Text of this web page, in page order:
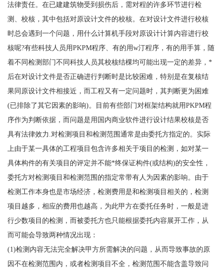
法律责任。在已建建筑物受到损伤后，需对程的许多环节进行检
测、校核，其中包括对原设计文件的校核。在对设计文件进行校核
时总会遇到一个问题，用什么计算机手段对原设计计算内容进行校
核呢?有些科技人员用PKPM程序、有的用w汀程序，有的用手算，随
着不同检测部门不同科技人员其校核结棵均可能出现一定的差异，*
后在对设计文件是否正确进行判断时是比较困难，特别是在复核结
果同原设计文件相接近，而工程又有一定问题时，其判断更为困难
(已排除了其它因素的影响)。目前有些部门对框架结构就用PKPM程
序作为判断依据，而问题是用国内商业软件进行设计结果校核是否
具有法律效力.对检测项目和检测范围通常是由委托方指定的。实际
上由于某一具体的工程项目包含许多相关于项目的检测，如对某一
具体构件的有关项目的评定并不能*终保证构件(或结构)的安全性，
委托方对检测项目和检测范围的指定常带有人为因素的影响。由于
检测工作本身也是市场经济，检测费用是和检测项目相关的，检测
项目越多，相应的费用也越高，为此甲方在委托任务时，一般是进
行少数项目的检测，而被委托方也只能根据委托内容展开工作，从
而可能会导致两种情况出现：
(1)检测内容无法完全解决甲方所需解决的问题，从而导致事故的原
因不在检测范围内，或者检测项目不全，检测范围不能含盖导致问